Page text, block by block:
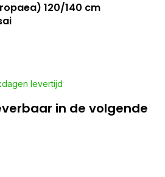
120/140 cm
levertijd
in de volgende